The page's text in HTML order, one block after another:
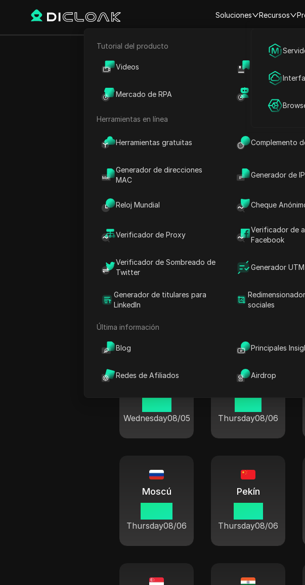
Soluciones
Comercio electrónico Marketing
Publicidad
Compartir
Recursos
Tutorial del producto
Videos
Mercado de RPA
Herramientas en línea
Herramientas gratuitas Complemento
Generador de direcciones
MAC
Generador de IP
Reloj Mundial Cheque
Verificador de Proxy
Verificador de
Facebook
Verificador de Sombreado de
Twitter
Generador UTM
Generador de titulares para
LinkedIn
sociales
Última información
Blog Principales
Redes de Afiliados Airdrop
América del Norte
Bahamas Hora | Hora
Nassau
08/05
Freeport/Bahamas Freeport
21 46
Wednesday08/05
21 46
Wednesday08/05
Tokio
11 46
Thursday08/06
Moscú
Thursday08/06
Pekín
Thursday08/06